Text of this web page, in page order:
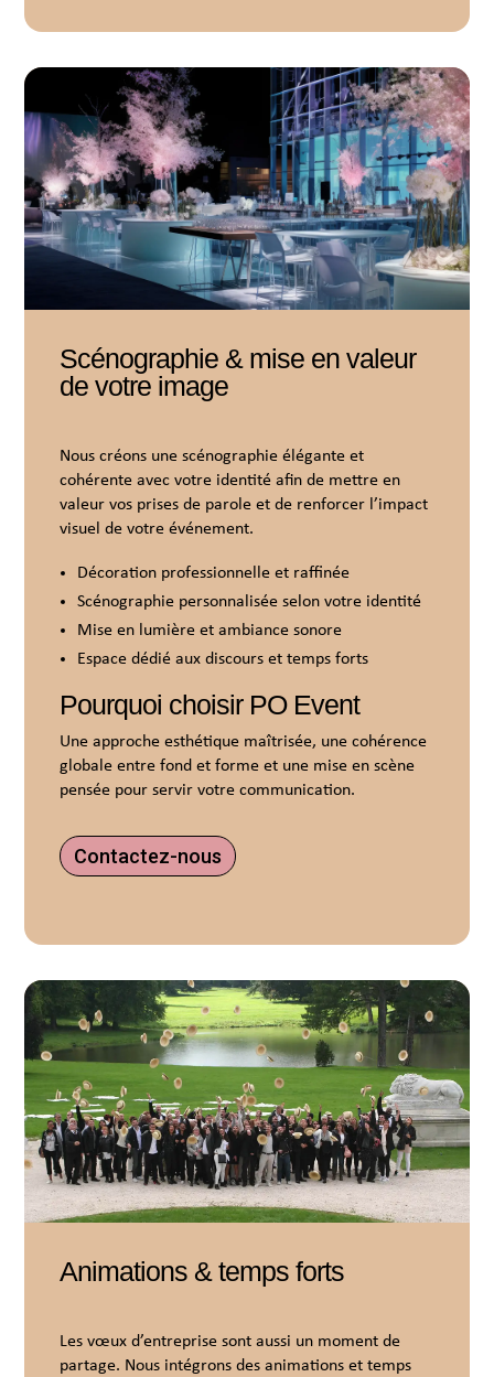
Scénographie & mise en valeur
de votre image
Nous créons une scénographie élégante et
cohérente avec votre identité afin de mettre en
valeur vos prises de parole et de renforcer l’impact
visuel de votre événement.
Décoration professionnelle et raffinée
Scénographie personnalisée selon votre identité
Mise en lumière et ambiance sonore
Espace dédié aux discours et temps forts
Pourquoi choisir PO Event
Une approche esthétique maîtrisée, une cohérence
globale entre fond et forme et une mise en scène
pensée pour servir votre communication.
Contactez-nous
Animations & temps forts
Les vœux d’entreprise sont aussi un moment de
partage. Nous intégrons des animations et temps